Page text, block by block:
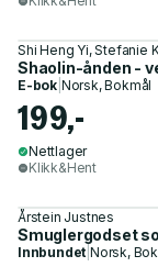
Shi Heng Yi, Stefanie
Shaolin-ånden -
E-bok Norsk, Bokmål
199,-
Nettlager
Klikk&Hent
Årstein Justnes
Smuglergodset
Innbundet |Norsk,